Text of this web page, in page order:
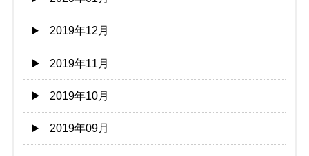
2019年12月
2019年11月
2019年10月
2019年09月